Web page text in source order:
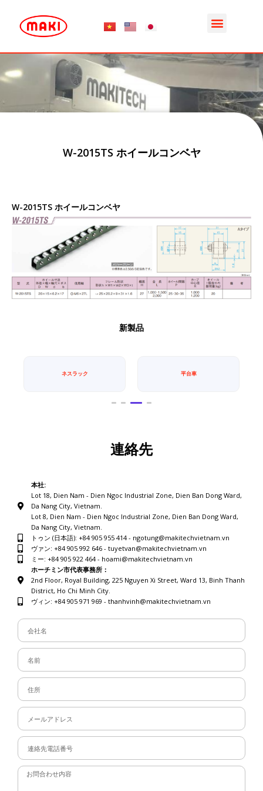
Menu
W-2015TS ホイールコンベヤ
W-2015TS ホイールコンベヤ
新製品
ネスラック 平台車
連絡先
本社:
Lot 18, Dien Nam - Dien Ngoc Industrial Zone, Dien Ban Dong Ward,
Da Nang City, Vietnam.
Lot 8, Dien Nam - Dien Ngoc Industrial Zone, Dien Ban Dong Ward,
Da Nang City, Vietnam.
トゥン (日本語): +84 905 955 414 - ngotung@makitechvietnam.vn
ヴァン: +84 905 992 646 - tuyetvan@makitechvietnam.vn
ミー: +84 905 922 464 - hoami@makitechvietnam.vn
ホーチミン市代表事務所：
2nd Floor, Royal Building, 225 Nguyen Xi Street, Ward 13, Binh Thanh
District, Ho Chi Minh City.
ヴィン: +84 905 971 969 - thanhvinh@makitechvietnam.vn
Công
Ty
Họ
Và
Tên
Địa
Chỉ
Email
Số
Điện
Thoại
Message